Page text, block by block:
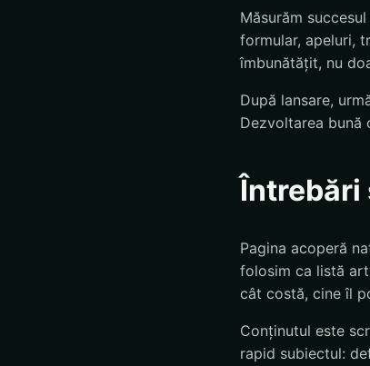
Măsurăm
formular, apeluri,
îmbunătățit, nu
După lansare,
Dezvoltarea bună
Întrebări
Pagina acoperă
folosim ca listă
cât costă, cine îl
Conținutul este
rapid subiectul: